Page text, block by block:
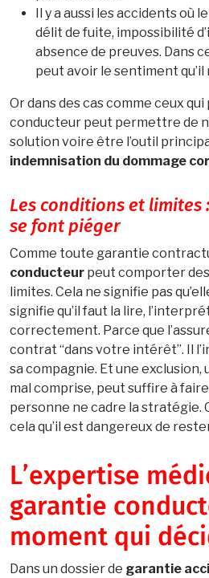
Il y a aussi les accidents où
délit de fuite, impossibilité
absence de preuves. Dans
peut avoir le sentiment qu’il
Or dans des cas comme ceux
conducteur peut permettre de
solution voire être l’outil
indemnisation du dommage
Les conditions et limites
se font piéger
Comme toute garantie
conducteur peut comporter
limites. Cela ne signifie pas
signifie qu’il faut la lire,
correctement. Parce que
contrat “dans votre intérêt”. Il
sa compagnie. Et une exclusion,
mal comprise, peut suffire à
personne ne cadre la stratégie.
cela qu’il est dangereux de
L’expertise
garantie
moment qui
Dans un dossier de garantie